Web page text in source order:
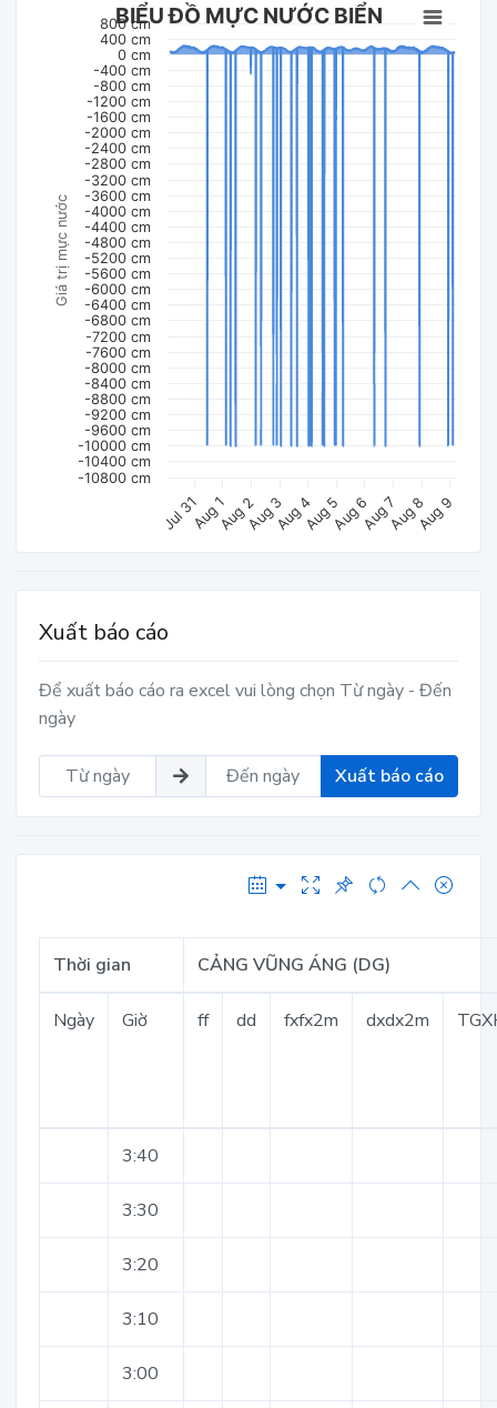
Giá trị mực nước
BIỂU ĐỒ MỰC NƯỚC BIỂN
Jul 31Aug 1Aug 2Aug 3Aug 4Aug 5Aug 6Aug 7Aug 8Aug 9
-10800 cm
-10400 cm
-10000 cm
-9600 cm
-9200 cm
-8800 cm
-8400 cm
-8000 cm
-7600 cm
-7200 cm
-6800 cm
-6400 cm
-6000 cm
-5600 cm
-5200 cm
-4800 cm
-4400 cm
-4000 cm
-3600 cm
-3200 cm
-2800 cm
-2400 cm
-2000 cm
-1600 cm
-1200 cm
-800 cm
-400 cm
0 cm
400 cm
800 cm
Xuất báo cáo
Để xuất báo cáo ra excel vui lòng chọn Từ ngày - Đến
ngày
Xuất báo cáo
Thời gian CẢNG VŨNG ÁNG (DG)
Ngày Giờ ff dd fxfx2m dxdx2m
3:40
3:30
3:20
3:10
3:00